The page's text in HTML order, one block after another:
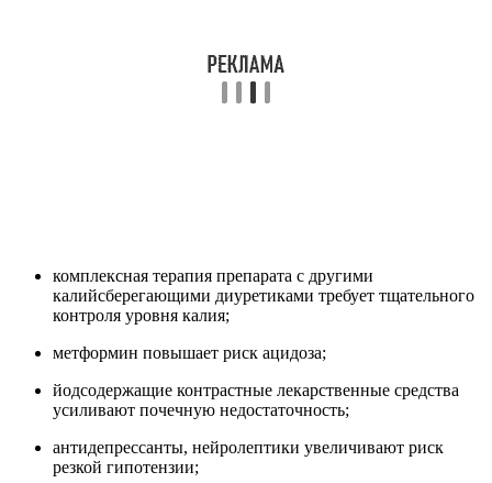
комплексная терапия препарата с другими
калийсберегающими диуретиками требует тщательного
контроля уровня калия;
метформин повышает риск ацидоза;
йодсодержащие контрастные лекарственные средства
усиливают почечную недостаточность;
антидепрессанты, нейролептики увеличивают риск
резкой гипотензии;